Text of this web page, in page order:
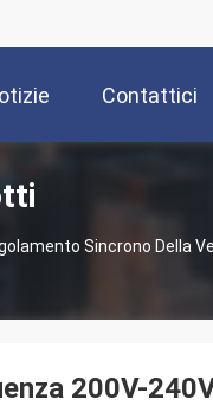
Contattici
Sincrono Della
200V-